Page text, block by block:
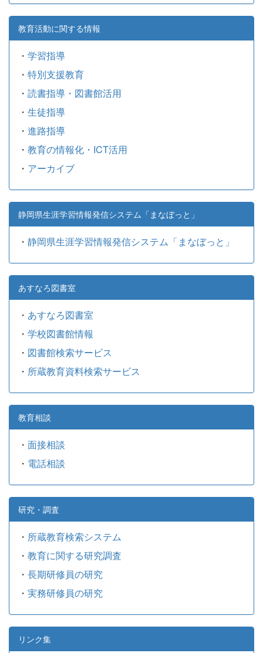
教育活動に関する情報
・ 学習指導
・ 特別支援教育
・ 読書指導・図書館活用
・ 生徒指導
・ 進路指導
・ 教育の情報化・ICT活用
・ アーカイブ
静岡県生涯学習情報発信システム「まなぼっと」
・ 静岡県生涯学習情報発信システム「まなぼっと」
あすなろ図書室
・ あすなろ図書室
・ 学校図書館情報
・ 図書館検索サービス
・ 所蔵教育資料検索サービス
教育相談
・ 面接相談
・ 電話相談
研究・調査
・ 所蔵教育検索システム
・ 教育に関する研究調査
・ 長期研修員の研究
・ 実務研修員の研究
リンク集